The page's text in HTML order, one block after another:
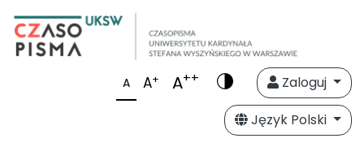
A A+ A++
Zaloguj
Język Polski